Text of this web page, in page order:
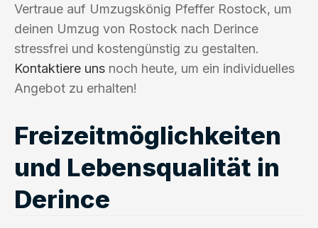
Vertraue auf Umzugskönig Pfeffer Rostock, um
deinen Umzug von Rostock nach Derince
stressfrei und kostengünstig zu gestalten.
Kontaktiere uns noch heute, um ein individuelles
Angebot zu erhalten!
Freizeitmöglichkeiten
und Lebensqualität in
Derince